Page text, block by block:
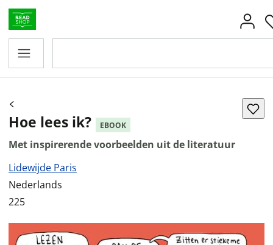
Hoe lees ik? EBOOK
Met inspirerende voorbeelden uit de literatuur
Lidewijde Paris
Nederlands
225